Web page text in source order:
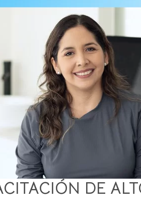
DE